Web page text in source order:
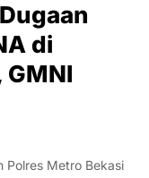
di
GMNI
Polres Metro Bekasi